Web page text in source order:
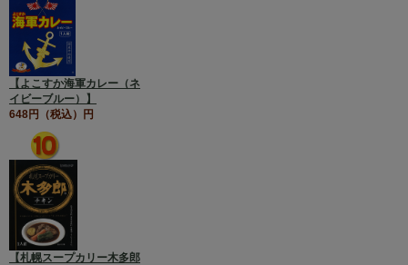
【よこすか海軍カレー（ネ
イビーブルー）】
648円（税込）円
【札幌スープカリー木多郎